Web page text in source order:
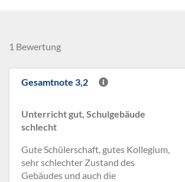
1 Bewertung
Gesamtnote 3,2
Unterricht gut, Schulgebäude
schlecht
Gute Schülerschaft, gutes Kollegium,
sehr schlechter Zustand des
Gebäudes und auch die